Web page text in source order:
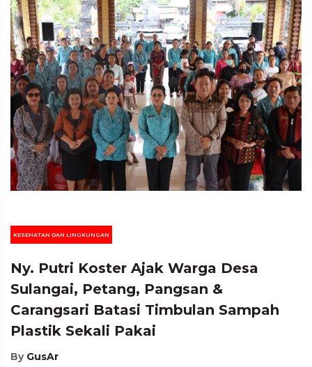
KESEHATAN DAN LINGKUNGAN
Ny. Putri Koster Ajak Warga Desa
Sulangai, Petang, Pangsan &
Carangsari Batasi Timbulan Sampah
Plastik Sekali Pakai
By GusAr